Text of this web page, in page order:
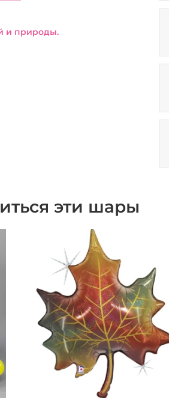
и природы.
эти шары